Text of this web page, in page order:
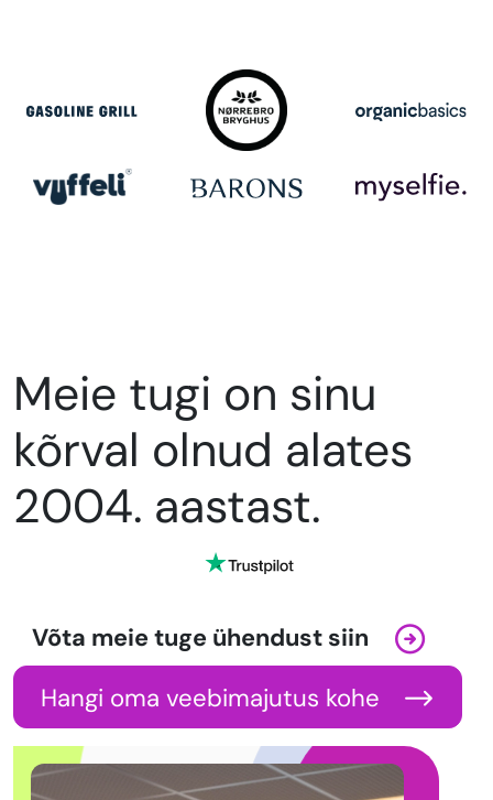
Meie tugi on sinu
kõrval olnud alates
2004. aastast.
Võta meie tuge ühendust siin
Hangi oma veebimajutus kohe